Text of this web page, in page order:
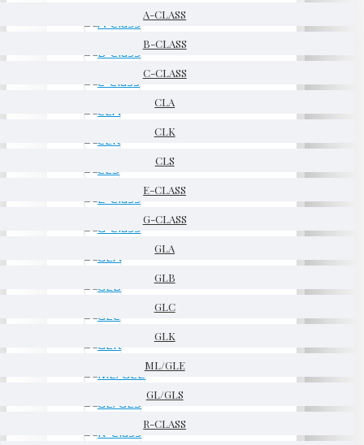
A-CLASS
B-CLASS
C-CLASS
CLA
CLK
CLS
E-CLASS
G-CLASS
GLA
GLB
GLC
GLK
ML/GLE
GL/GLS
R-CLASS